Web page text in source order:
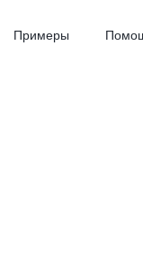
Примеры